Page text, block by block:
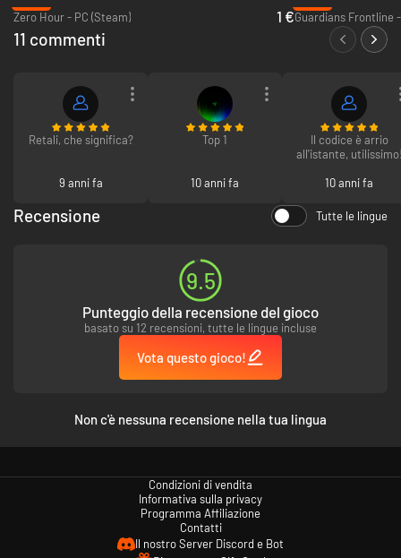
Zero Hour - PC (Steam)
1 €Guardians Frontline
11 commenti
Retali, che significa?
9 anni fa
Top 1
10 anni fa
Il codice è arrio
all'istante,
10 anni fa
Recensione Tutte le lingue
9.5
Punteggio della recensione del gioco
basato su 12 recensioni, tutte le lingue incluse
Vota questo gioco!
Non c'è nessuna recensione nella tua lingua
Condizioni di vendita
Informativa sulla privacy
Programma Affiliazione
Contatti
Il nostro Server Discord e Bot